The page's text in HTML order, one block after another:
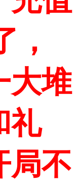
，
大堆
礼
局不